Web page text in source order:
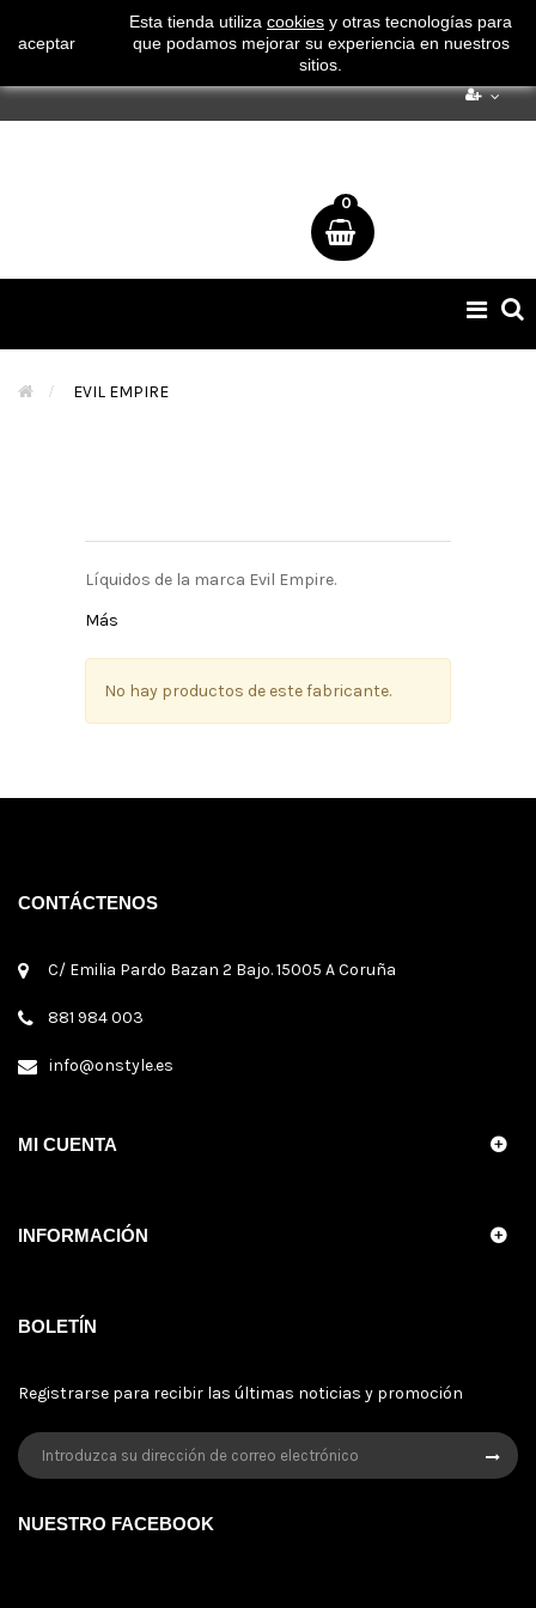
¡ Consigue tu envío gratuito por compras superiores a 50€
!
0
de
> EVIL EMPIRE
Líquidos de la marca Evil Empire.
Más
No hay productos de este fabricante.
CONTÁCTENOS
C/ Emilia Pardo Bazan 2 Bajo. 15005 A Coruña
881 984 003
info@onstyle.es
MI CUENTA
INFORMACIÓN
BOLETÍN
Registrarse para recibir las últimas noticias y promoción
NUESTRO FACEBOOK
aceptar
Esta tienda utiliza cookies y otras tecnologías para
que podamos mejorar su experiencia en nuestros
sitios.